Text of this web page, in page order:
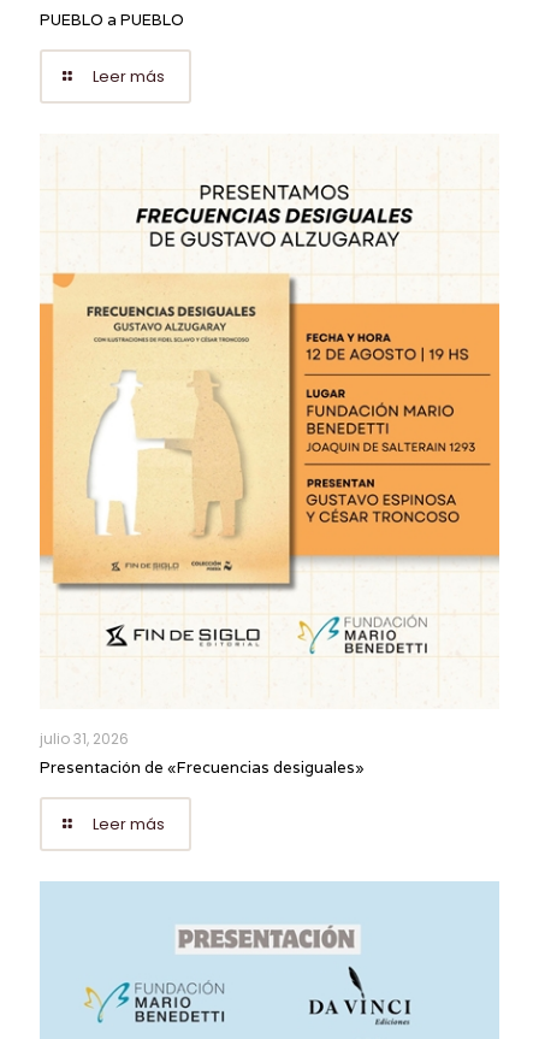
PUEBLO a PUEBLO
Leer más
julio 31, 2026
Presentación de «Frecuencias desiguales»
Leer más